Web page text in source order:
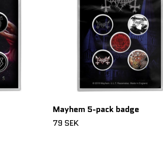
Mayhem 5-pack badge
79 SEK